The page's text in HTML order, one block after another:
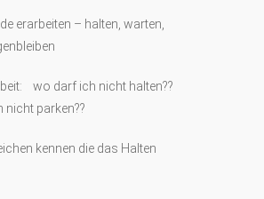
erarbeiten – halten, warten,
wo darf ich nicht halten??
parken??
kennen die das Halten